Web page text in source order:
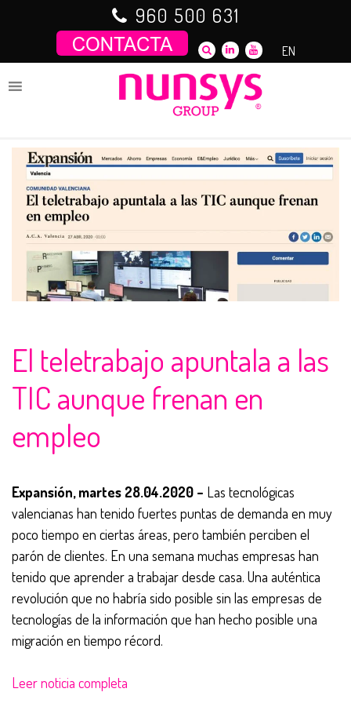
960 500 631
EN
El teletrabajo apuntala a las
TIC aunque frenan en
empleo
Expansión, martes 28.04.2020 – Las tecnológicas
valencianas han tenido fuertes puntas de demanda en muy
poco tiempo en ciertas áreas, pero también perciben el
parón de clientes. En una semana muchas empresas han
tenido que aprender a trabajar desde casa. Una auténtica
revolución que no habría sido posible sin las empresas de
tecnologías de la información que han hecho posible una
migración en tiempo récord.
Leer noticia completa